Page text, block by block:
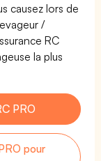
causez lors de
/
RC
la plus
PRO
pour